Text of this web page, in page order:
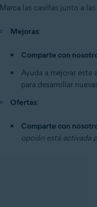
Marca las casillas junto a
Mejoras:
Comparte con
Ayuda a mejorar
para desarrollar
Ofertas:
Comparte con
opción está activada